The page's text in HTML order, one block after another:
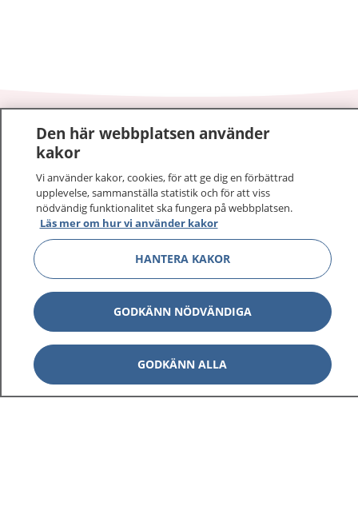
1177–tryggt om din hälsa och vård
På 1177.se får du råd om hälsa och information om
sjukdomar och vilka mottagningar du kan kontakta.
Logga in för att läsa din journal och göra dina
vårdärenden. Ring telefonnummer 1177 för
sjukvårdsrådgivning dygnet runt.
1177 ger dig råd när du vill må bättre.
1177 på flera språk Visa
Den här webbplatsen använder
kakor
Vi använder kakor, cookies, för att ge dig en förbättrad
upplevelse, sammanställa statistik och för att viss
nödvändig funktionalitet ska fungera på webbplatsen.
Läs mer om hur vi använder kakor
HANTERA KAKOR
GODKÄNN NÖDVÄNDIGA
GODKÄNN ALLA